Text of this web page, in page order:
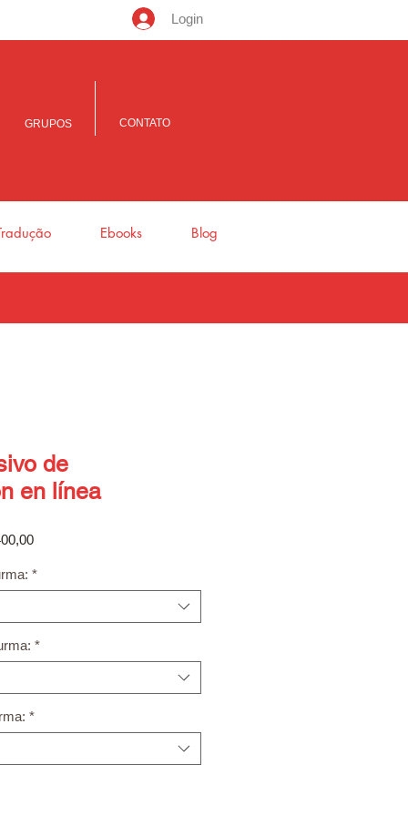
Login
GRUPOS CONTATO
Ebooks Blog
de
en línea
Preço
*
*
*